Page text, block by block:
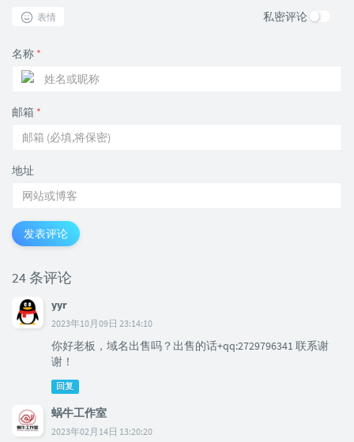
表情 私密评论
名称 *
邮箱 *
地址
发表评论
24 条评论
yyr
2023年10月09日 23:14:10
你好老板，域名出售吗？出售的话+qq:2729796341 联系谢
谢！
回复
蜗牛工作室
2023年02月14日 13:20:20